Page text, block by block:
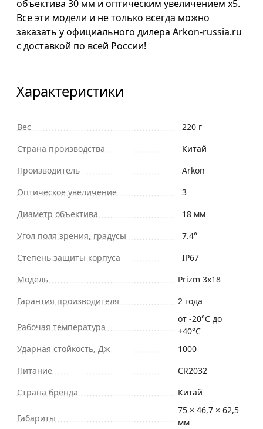
объектива 30 мм и оптическим увеличением х5.
Все эти модели и не только всегда можно
заказать у официального дилера Arkon-russia.ru
с доставкой по всей России!
Характеристики
Вес
220 г
Страна производства
Китай
Производитель
Arkon
Оптическое увеличение
3
Диаметр объектива
18 мм
Угол поля зрения, градусы
7.4°
Степень защиты корпуса
IP67
Модель
Prizm 3x18
Гарантия производителя
2 года
Рабочая температура
от -20°C до
+40°C
Ударная стойкость, Дж
1000
Питание
CR2032
Страна бренда
Китай
Габариты
75 × 46,7 × 62,5
мм